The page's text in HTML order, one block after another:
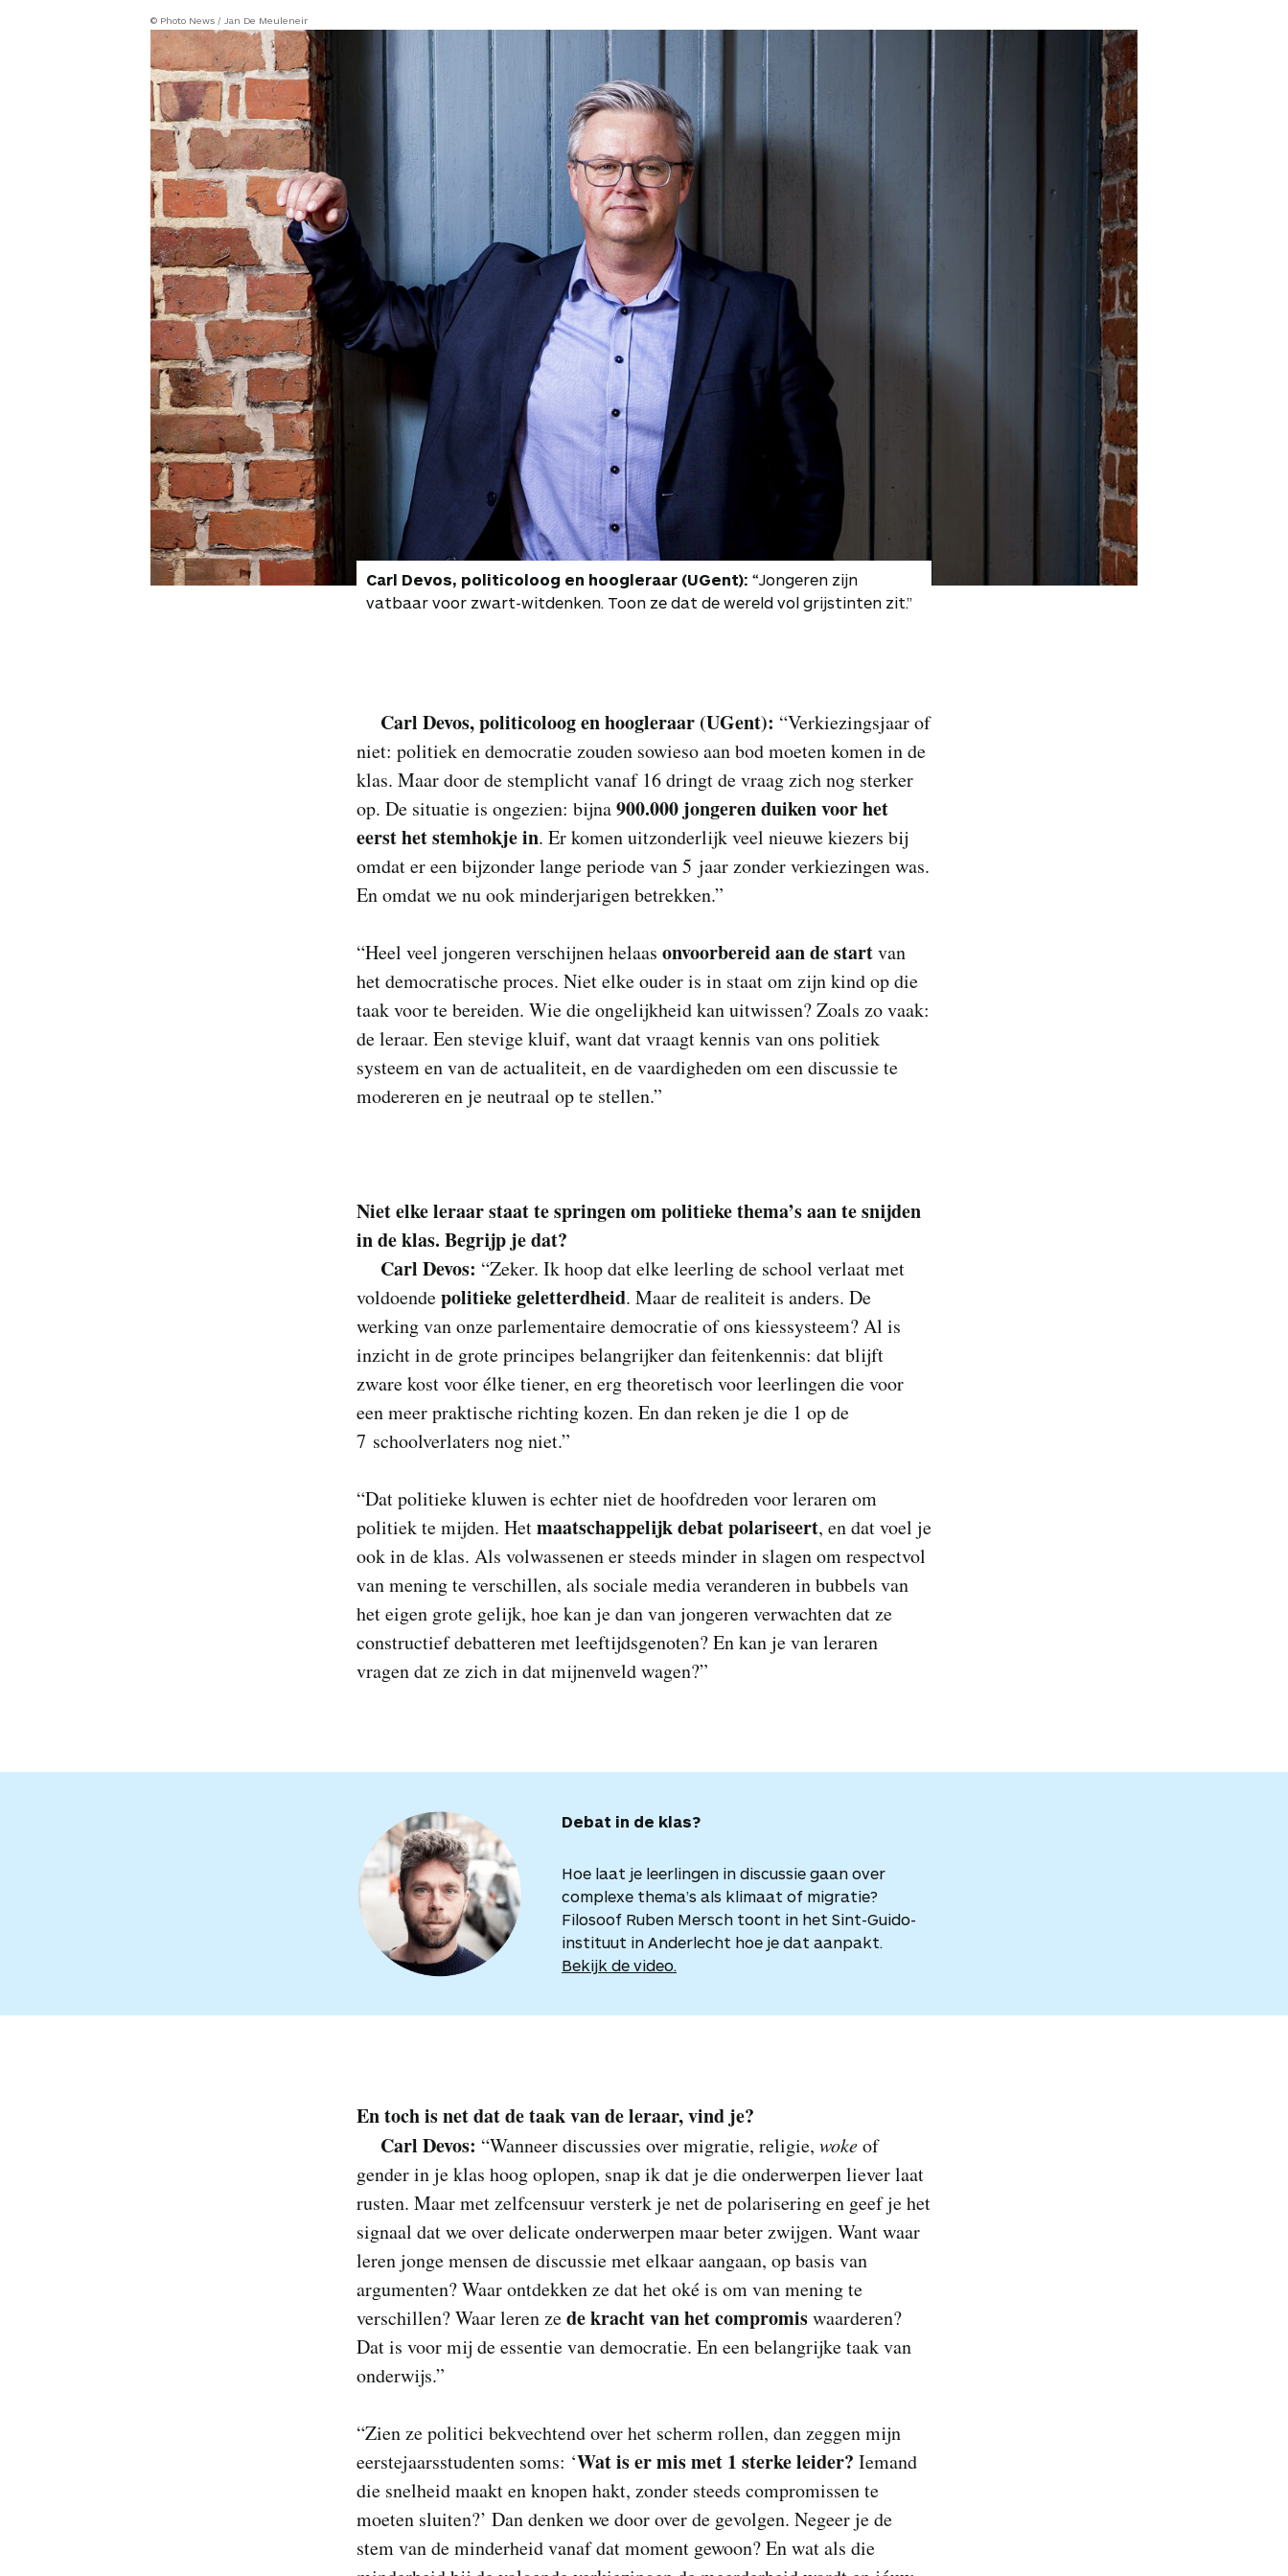
© Photo News / Jan De Meuleneir
Carl Devos, politicoloog en hoogleraar (UGent): “Jongeren zijn
vatbaar voor zwart-witdenken. Toon ze dat de wereld vol grijstinten zit.”
Carl Devos, politicoloog en hoogleraar (UGent): “Verkiezingsjaar of
niet: politiek en democratie zouden sowieso aan bod moeten komen in de
klas. Maar door de stemplicht vanaf 16 dringt de vraag zich nog sterker
op. De situatie is ongezien: bijna900.000 jongerenduiken voor het
eerst het stemhokje in. Er komen uitzonderlijk veel nieuwe kiezers bij
omdat er een bijzonder lange periode van 5 jaar zonder verkiezingen was.
En omdat we nu ook minderjarigen betrekken.”
“Heel veel jongeren verschijnen helaas onvoorbereid aan de startvan
het democratische proces. Niet elke ouder is in staat om zijn kind op die
taak voor te bereiden. Wie die ongelijkheid kan uitwissen? Zoals zo vaak:
de leraar. Een stevige kluif, want dat vraagt kennis van ons politiek
systeem en van de actualiteit, en de vaardigheden om een discussie te
modereren en je neutraal op te stellen.”
Niet elke leraar staat te springen om politieke thema’s aan te snijden
in de klas. Begrijp je dat?
Carl Devos: “Zeker. Ik hoop dat elke leerling de school verlaat met
voldoendepolitieke geletterdheid. Maar de realiteit is anders. De
werking van onze parlementaire democratie of ons kiessysteem? Al is
inzicht in de grote principes belangrijker dan feitenkennis: dat blijft
zware kost voor élke tiener, en erg theoretisch voor leerlingen die voor
een meer praktische richting kozen. En dan reken je die 1 op de
7 schoolverlaters nog niet.”
“Dat politieke kluwen is echter niet de hoofdreden voor leraren om
politiek te mijden. Hetmaatschappelijk debat polariseert, en dat voel je
ook in de klas. Als volwassenen er steeds minder in slagen om respectvol
van mening te verschillen, als sociale media veranderen in bubbels van
het eigen grote gelijk, hoe kan je dan van jongeren verwachten dat ze
constructief debatteren met leeftijdsgenoten? En kan je van leraren
vragen dat ze zich in dat mijnenveld wagen?”
Debat in de klas?
Hoe laat je leerlingen in discussie gaan over
complexe thema’s als klimaat of migratie?
Filosoof Ruben Mersch toont in het Sint-Guido-
instituut in Anderlecht hoe je dat aanpakt.
Bekijk de video.
En toch is net dat de taak van de leraar, vind je?
Carl Devos: “Wanneer discussies over migratie, religie, wokeof
gender in je klas hoog oplopen, snap ik dat je die onderwerpen liever laat
rusten. Maar met zelfcensuur versterk je net de polarisering en geef je het
signaal dat we over delicate onderwerpen maar beter zwijgen. Want waar
leren jonge mensen de discussie met elkaar aangaan, op basis van
argumenten? Waar ontdekken ze dat het oké is om van mening te
verschillen? Waar leren zede kracht van het compromiswaarderen?
Dat is voor mij de essentie van democratie. En een belangrijke taak van
onderwijs.”
“Zien ze politici bekvechtend over het scherm rollen, dan zeggen mijn
eerstejaarsstudenten soms: ‘Wat is er mis met 1 sterke leider? Iemand
die snelheid maakt en knopen hakt, zonder steeds compromissen te
moeten sluiten?’ Dan denken we door over de gevolgen. Negeer je de
stem van de minderheid vanaf dat moment gewoon? En wat als die